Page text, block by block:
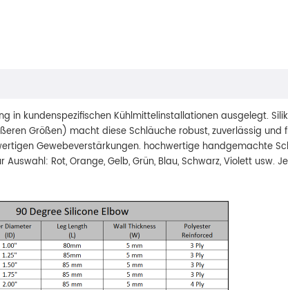
in kundenspezifischen Kühlmittelinstallationen ausgelegt.
Größen) macht diese Schläuche robust, zuverlässig und
Gewebeverstärkungen. hochwertige handgemachte
Rot, Orange, Gelb, Grün, Blau, Schwarz, Violett usw.